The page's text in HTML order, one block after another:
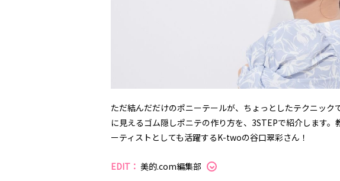
ただ結んだだけのポニーテールが、ちょっとしたテクニック
に見えるゴム隠しポニテの作り方を、3STEPで紹介します
ーティストとしても活躍するK-twoの谷口翠彩さん！
EDIT： 美的.com編集部